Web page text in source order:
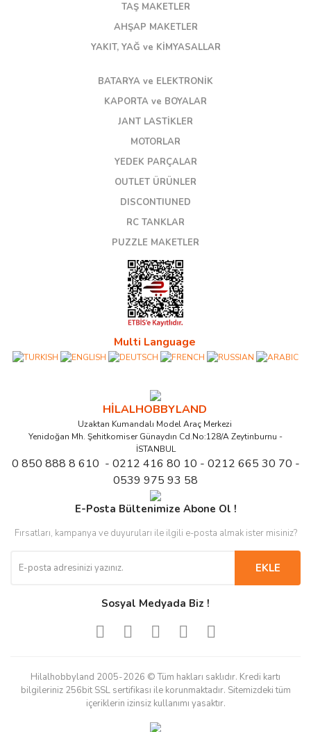
TAŞ MAKETLER
AHŞAP MAKETLER
YAKIT, YAĞ ve KİMYASALLAR
BATARYA ve ELEKTRONİK
KAPORTA ve BOYALAR
JANT LASTİKLER
MOTORLAR
YEDEK PARÇALAR
OUTLET ÜRÜNLER
DISCONTIUNED
RC TANKLAR
PUZZLE MAKETLER
Multi Language
HİLALHOBBYLAND
Uzaktan Kumandalı Model Araç Merkezi
Yenidoğan Mh. Şehitkomiser Günaydın Cd.No:128/A Zeytinburnu -
İSTANBUL
0 850 888 8 610 - 0212 416 80 10 - 0212 665 30 70 -
0539 975 93 58
E-Posta Bültenimize Abone Ol !
Fırsatları, kampanya ve duyuruları ile ilgili e-posta almak ister misiniz?
EKLE
Sosyal Medyada Biz !
Hilalhobbyland 2005-2026 © Tüm hakları saklıdır. Kredi kartı
bilgileriniz 256bit SSL sertifikası ile korunmaktadır. Sitemizdeki tüm
içeriklerin izinsiz kullanımı yasaktır.